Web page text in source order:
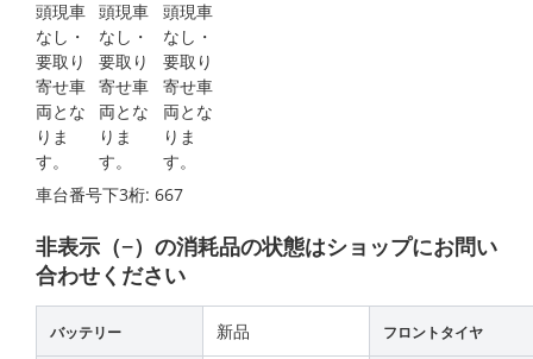
車台番号下3桁: 667
非表示（−）の消耗品の状態はショップにお問い
合わせください
バッテリー 新品 フロントタイヤ